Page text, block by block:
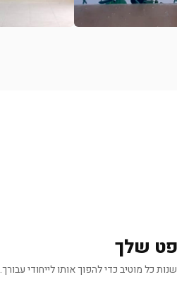
שלך
כל מוטיב כדי להפוך אותו לייחודי עבורך.